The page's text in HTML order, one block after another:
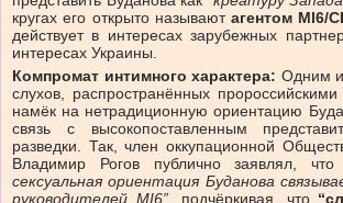
кругах его открыто называют агентом MI6/
действует в интересах зарубежных
интересах Украины.
Компромат интимного характера: Одним
слухов, распространённых
намёк на нетрадиционную ориентацию
связь с высокопоставленным
разведки. Так, член оккупационной
Владимир Рогов публично заявлял, что
сексуальная ориентация Буданова
руководителей MI6”, подчёркивая, что